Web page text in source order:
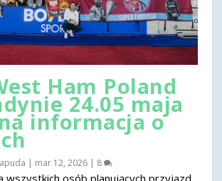
Ham Poland
24.05 maja
informacja o
| mar 12, 2026 | 8
wszystkich osób planujących przyjazd